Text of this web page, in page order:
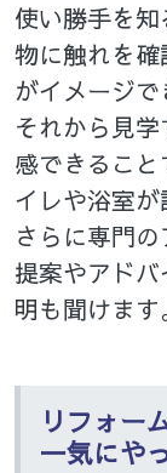
使い勝手を
物に触れを
がイメージで
それから見
感できるこ
イレや浴室が
さらに専門
提案やアド
明も聞けます
リフォー
一気にや